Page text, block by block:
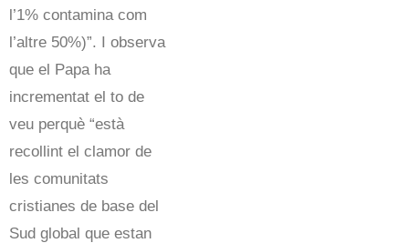
l’1% contamina com
l’altre 50%)”. I observa
que el Papa ha
incrementat el to de
veu perquè “està
recollint el clamor de
les comunitats
cristianes de base del
Sud global que estan